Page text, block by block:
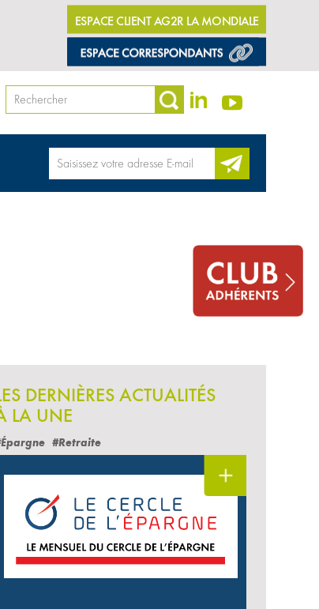
ESPACE CLIENT AG2R LA MONDIALE
DERNIÈRES ACTUALITÉS
LA UNE
#Retraite